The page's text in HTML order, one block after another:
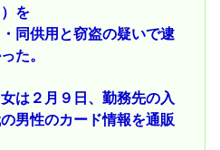
を
同供用と窃盗の疑いで逮
た。
は２月９日、勤務先の入
男性のカード情報を通販